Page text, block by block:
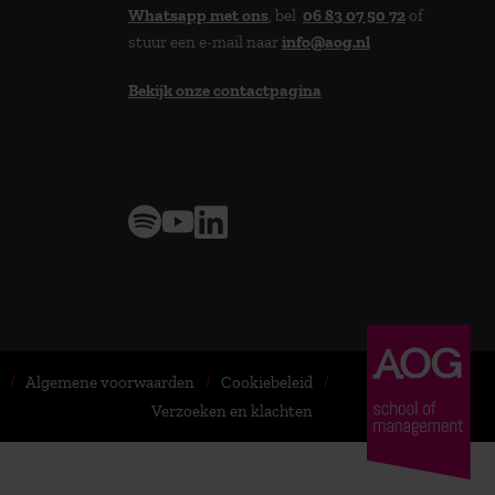
Whatsapp met ons, bel 06 83 07 50 72 of
stuur een e-mail naarinfo@aog.nl
Bekijk onze contactpagina
Algemene voorwaarden
Cookiebeleid
Verzoeken en klachten